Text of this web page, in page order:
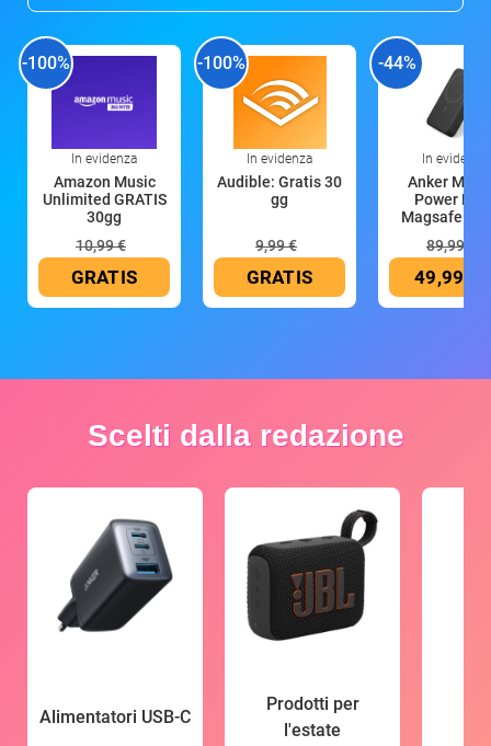
-100%
In evidenza
Amazon Music
Unlimited GRATIS
30gg
10,99 €
GRATIS
-100%
In evidenza
Audible: Gratis 30
gg
9,99 €
GRATIS
-44%
In evidenza
Anker
Power
Magsafe
89,99 €
49,99 €
Scelti dalla redazione
Alimentatori USB-C
Prodotti per
l'estate